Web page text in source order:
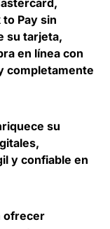
Pay sin
su tarjeta,
en línea con
completamente
su
y confiable en
ofrecer